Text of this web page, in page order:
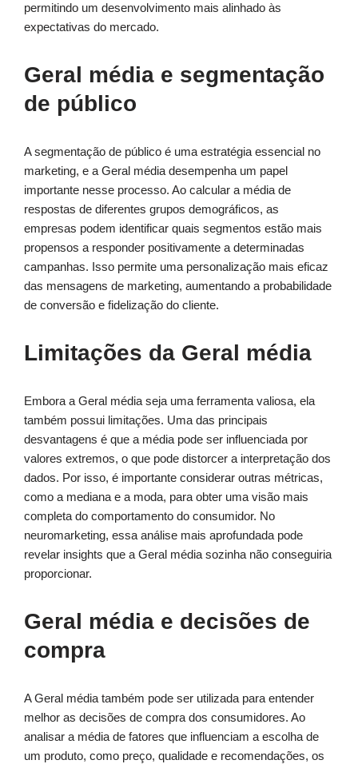
permitindo um desenvolvimento mais alinhado às
expectativas do mercado.
Geral média e segmentação
de público
A segmentação de público é uma estratégia essencial no
marketing, e a Geral média desempenha um papel
importante nesse processo. Ao calcular a média de
respostas de diferentes grupos demográficos, as
empresas podem identificar quais segmentos estão mais
propensos a responder positivamente a determinadas
campanhas. Isso permite uma personalização mais eficaz
das mensagens de marketing, aumentando a probabilidade
de conversão e fidelização do cliente.
Limitações da Geral média
Embora a Geral média seja uma ferramenta valiosa, ela
também possui limitações. Uma das principais
desvantagens é que a média pode ser influenciada por
valores extremos, o que pode distorcer a interpretação dos
dados. Por isso, é importante considerar outras métricas,
como a mediana e a moda, para obter uma visão mais
completa do comportamento do consumidor. No
neuromarketing, essa análise mais aprofundada pode
revelar insights que a Geral média sozinha não conseguiria
proporcionar.
Geral média e decisões de
compra
A Geral média também pode ser utilizada para entender
melhor as decisões de compra dos consumidores. Ao
analisar a média de fatores que influenciam a escolha de
um produto, como preço, qualidade e recomendações, os